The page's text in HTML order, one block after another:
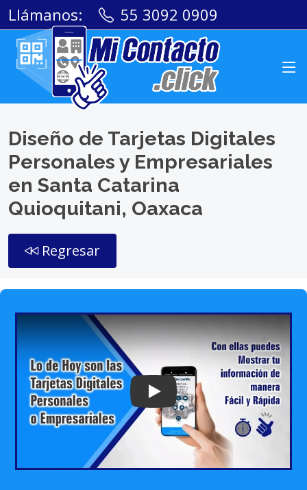
Llámanos: 55 3092 0909
Diseño de Tarjetas Digitales
Personales y Empresariales
en Santa Catarina
Quioquitani, Oaxaca
Regresar
Play: Keynote (Google I/O '18)